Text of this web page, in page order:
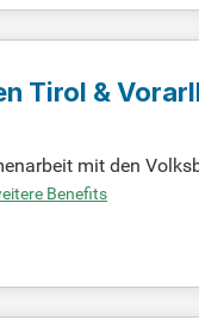
Tirol &
mit den
Benefits